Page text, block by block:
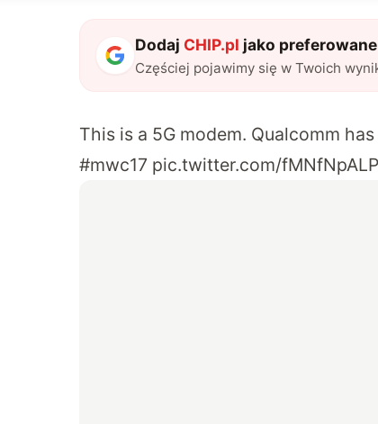
Dodaj CHIP.pl jako preferowane
Częściej pojawimy się w Twoich
This is a 5G modem. Qualcomm
#mwc17 pic.twitter.com/